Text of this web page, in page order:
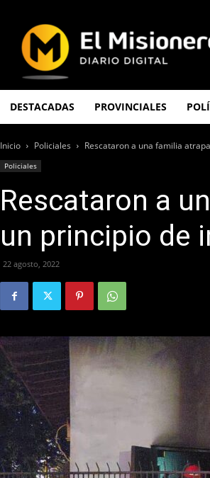
Misionero
DESTACADAS PROVINCIALES
Inicio Policiales Rescataron a una familia
Policiales
Rescataron a
un principio de
22 agosto, 2022